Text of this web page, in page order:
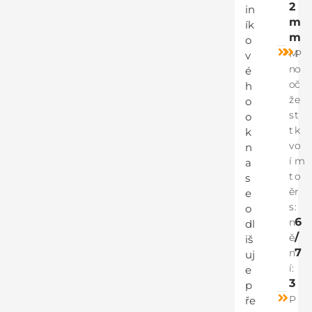
in
ík
o
v
é
h
o
o
k
n
a
s
e
o
dl
iš
uj
e
p
ře
2
m
m
M
n
o
ž
s
t
v
í
t
ě
s
n
ě
n
í:
3
P
o
č
e
t
k
o
m
o
r
:
6
/
7
P